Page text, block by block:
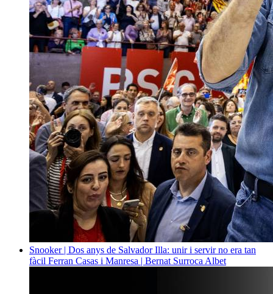
Snooker | Dos anys de Salvador Illa: unir i servir no era tan
fàcil Ferran Casas i Manresa | Bernat Surroca Albet